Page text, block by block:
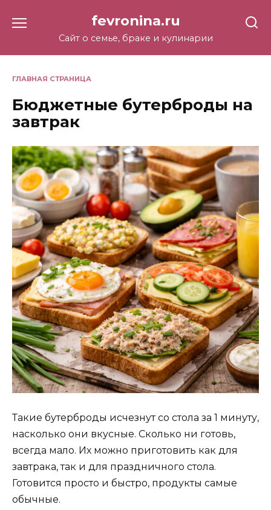
содержанию
fevronina.ru
Сайт о семье, браке и кулинарии
ГЛАВНАЯ СТРАНИЦА
Бюджетные бутерброды на
завтрак
Такие бутерброды исчезнут со стола за 1 минуту,
насколько они вкусные. Сколько ни готовь,
всегда мало. Их можно приготовить как для
завтрака, так и для праздничного стола.
Готовится просто и быстро, продукты самые
обычные.